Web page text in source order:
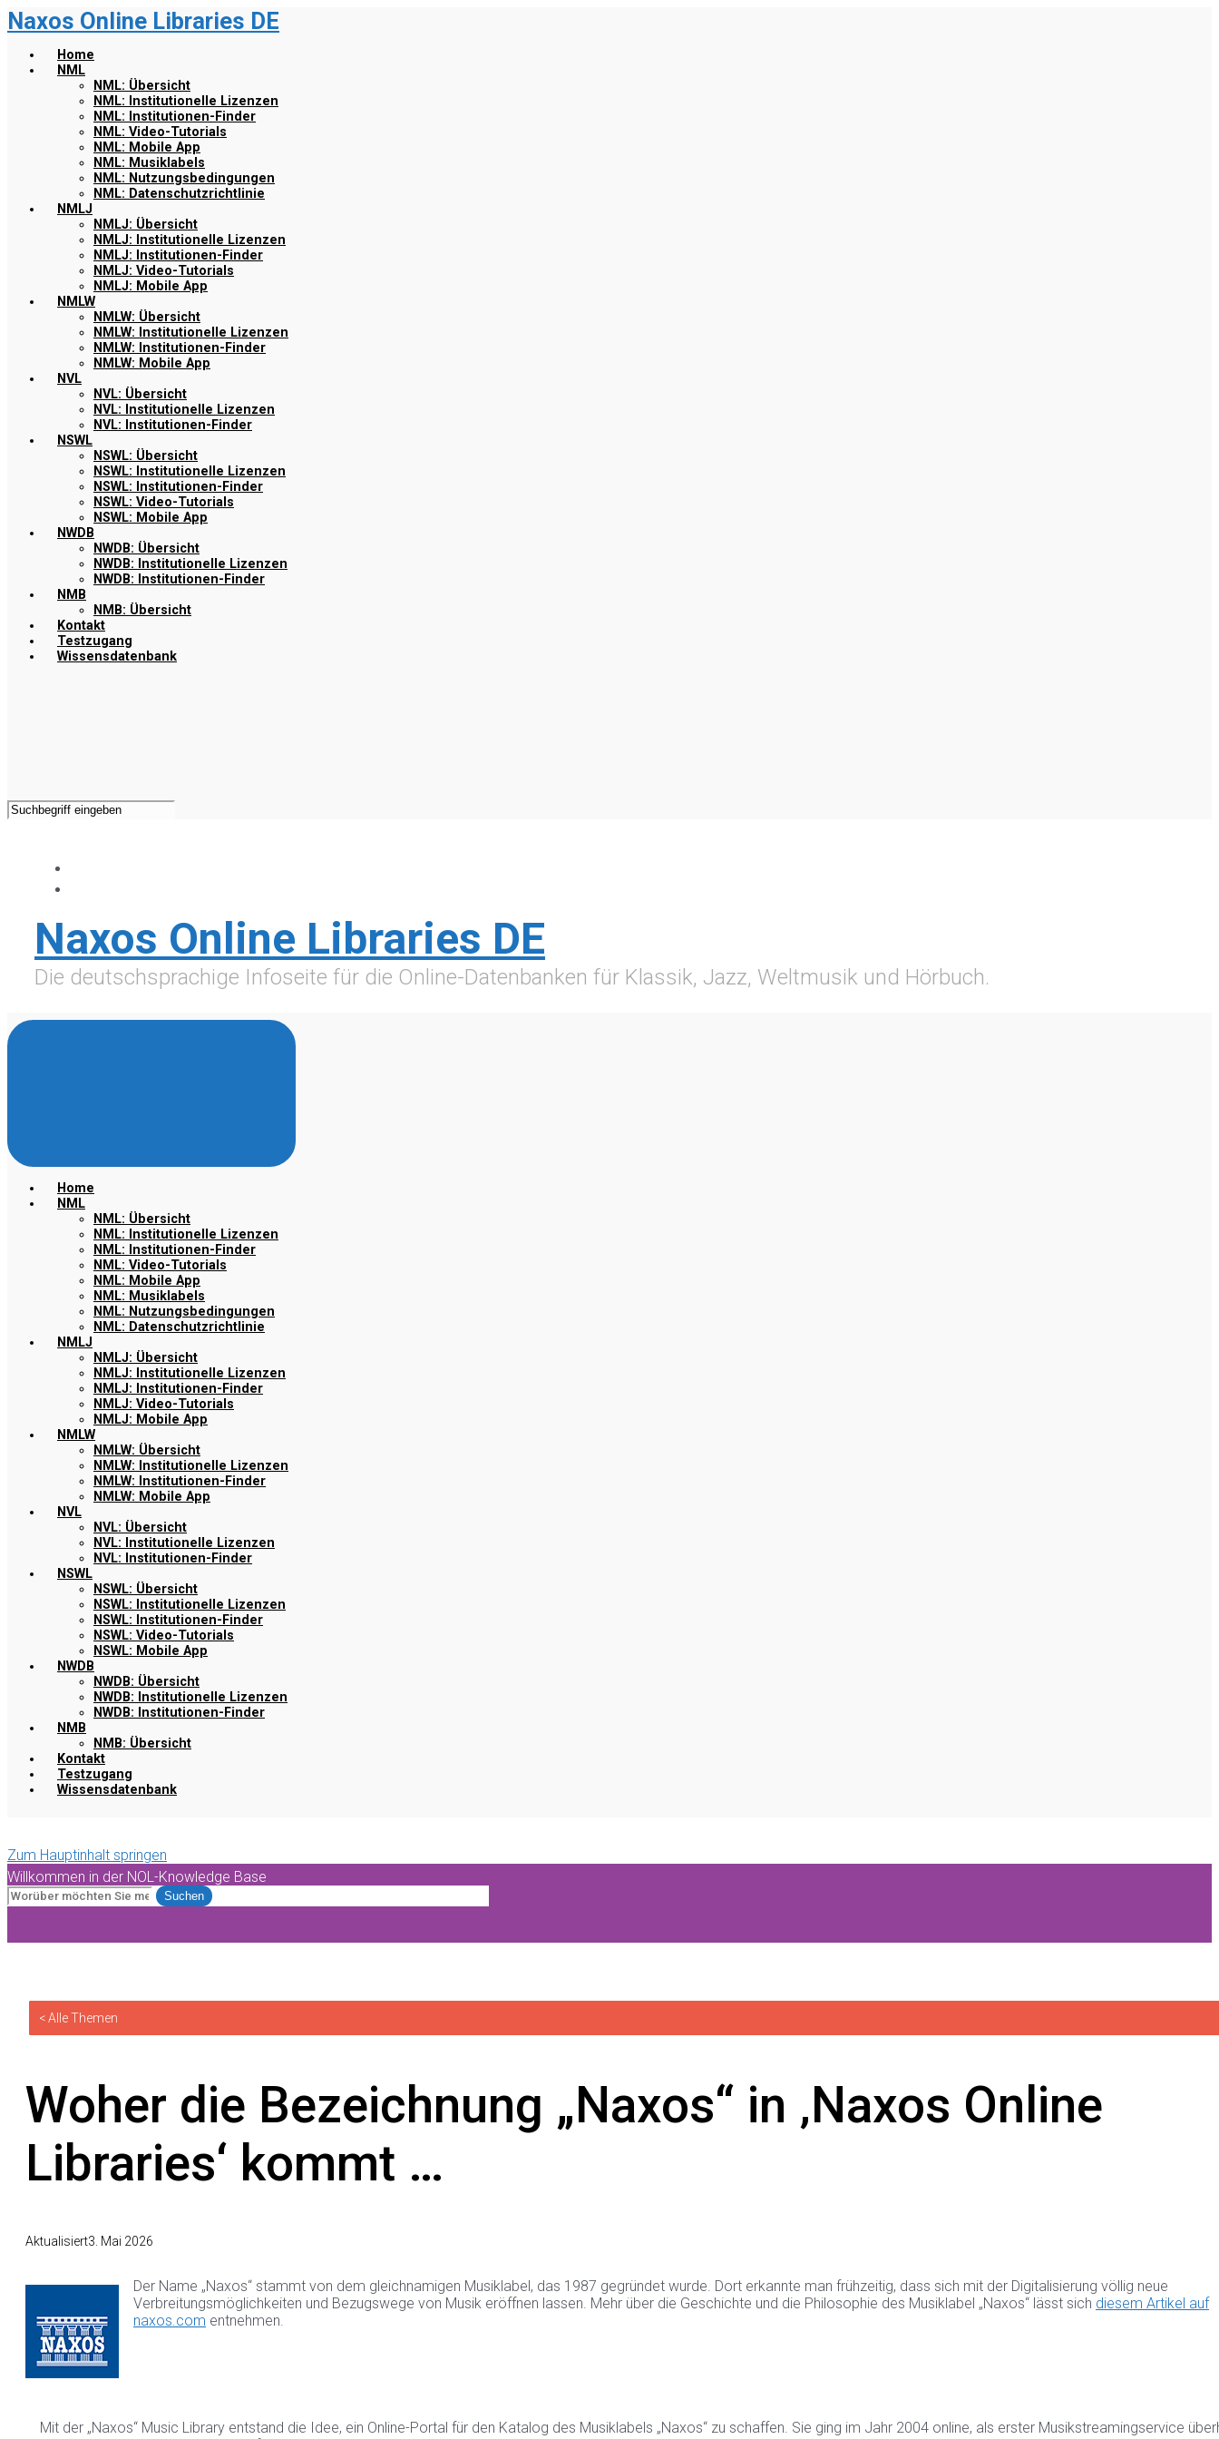
Zum
Hauptinhalt
springen
Naxos Online Libraries DE
Home
NML
NML: Übersicht
NML: Institutionelle Lizenzen
NML: Institutionen-Finder
NML: Video-Tutorials
NML: Mobile App
NML: Musiklabels
NML: Nutzungsbedingungen
NML: Datenschutzrichtlinie
NMLJ
NMLJ: Übersicht
NMLJ: Institutionelle Lizenzen
NMLJ: Institutionen-Finder
NMLJ: Video-Tutorials
NMLJ: Mobile App
NMLW
NMLW: Übersicht
NMLW: Institutionelle Lizenzen
NMLW: Institutionen-Finder
NMLW: Mobile App
NVL
NVL: Übersicht
NVL: Institutionelle Lizenzen
NVL: Institutionen-Finder
NSWL
NSWL: Übersicht
NSWL: Institutionelle Lizenzen
NSWL: Institutionen-Finder
NSWL: Video-Tutorials
NSWL: Mobile App
NWDB
NWDB: Übersicht
NWDB: Institutionelle Lizenzen
NWDB: Institutionen-Finder
NMB
NMB: Übersicht
Kontakt
Testzugang
Wissensdatenbank
Naxos Online Libraries DE
Die deutschsprachige Infoseite für die Online-Datenbanken für Klassik, Jazz, Weltmusik und Hörbuch.
Home
NML
NML: Übersicht
NML: Institutionelle Lizenzen
NML: Institutionen-Finder
NML: Video-Tutorials
NML: Mobile App
NML: Musiklabels
NML: Nutzungsbedingungen
NML: Datenschutzrichtlinie
NMLJ
NMLJ: Übersicht
NMLJ: Institutionelle Lizenzen
NMLJ: Institutionen-Finder
NMLJ: Video-Tutorials
NMLJ: Mobile App
NMLW
NMLW: Übersicht
NMLW: Institutionelle Lizenzen
NMLW: Institutionen-Finder
NMLW: Mobile App
NVL
NVL: Übersicht
NVL: Institutionelle Lizenzen
NVL: Institutionen-Finder
NSWL
NSWL: Übersicht
NSWL: Institutionelle Lizenzen
NSWL: Institutionen-Finder
NSWL: Video-Tutorials
NSWL: Mobile App
NWDB
NWDB: Übersicht
NWDB: Institutionelle Lizenzen
NWDB: Institutionen-Finder
NMB
NMB: Übersicht
Kontakt
Testzugang
Wissensdatenbank
Zum Hauptinhalt springen
Willkommen in der NOL-Knowledge Base
Suchen
< Alle Themen
Woher die Bezeichnung „Naxos“ in ‚Naxos Online
Libraries‘ kommt …
Aktualisiert3. Mai 2026
Der Name „Naxos“ stammt von dem gleichnamigen Musiklabel, das 1987 gegründet wurde. Dort erkannte man frühzeitig, dass sich mit der Digitalisierung völlig neue
Verbreitungsmöglichkeiten und Bezugswege von Musik eröffnen lassen. Mehr über die Geschichte und die Philosophie des Musiklabel „Naxos“ lässt sich diesem Artikel auf
naxos.com entnehmen.
Mit der „Naxos“ Music Library entstand die Idee, ein Online-Portal für den Katalog des Musiklabels „Naxos“ zu schaffen. Sie ging im Jahr 2004 online, als erster Musikstreamingservice